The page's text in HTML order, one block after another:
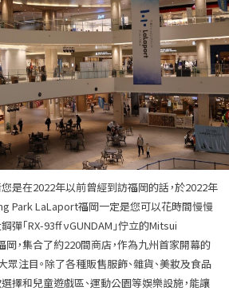
是在2022年以前曾經到訪福岡的話，於2022年
Park LaLaport福岡一定是您可以花時間慢慢
彈「RX-93ff νGUNDAM」佇立的Mitsui
，集合了約220間商店，作為九州首家開幕的
注目。除了各種販售服飾、雜貨、美妝及食品
擇和兒童遊戲區、運動公園等娛樂設施，能讓